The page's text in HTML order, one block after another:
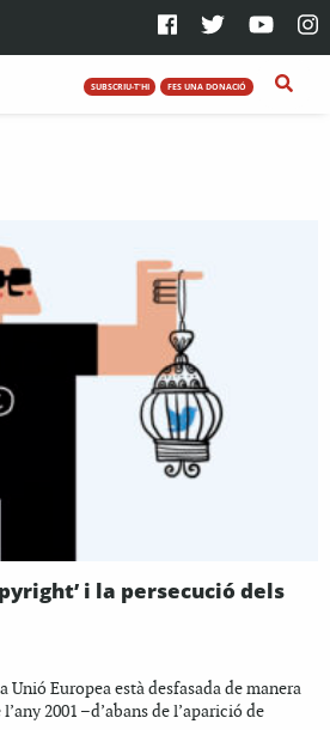
SUBSCRIU-T'HI FES UNA DONACIÓ
i la persecució dels
Unió Europea està desfasada de manera
2001 –d’abans de l’aparició de